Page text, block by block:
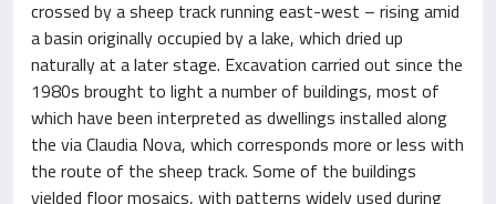
crossed by a sheep track running east-west – rising amid
a basin originally occupied by a lake, which dried up
naturally at a later stage. Excavation carried out since the
1980s brought to light a number of buildings, most of
which have been interpreted as dwellings installed along
the via Claudia Nova, which corresponds more or less with
the route of the sheep track. Some of the buildings
yielded floor mosaics, with patterns widely used during